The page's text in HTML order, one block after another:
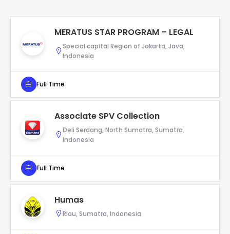
MERATUS STAR PROGRAM – LEGAL
Special capital Region of Jakarta, Java,
Indonesia
Full Time
Associate SPV Collection
Deli Serdang, North Sumatra, Sumatra,
Indonesia
Full Time
Humas
Riau, Sumatra, Indonesia